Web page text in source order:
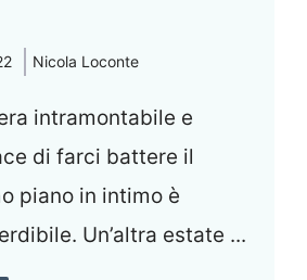
Nicola Loconte
intramontabile e
di farci battere il
piano in intimo è
Un’altra estate ...